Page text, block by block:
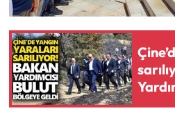
geldi